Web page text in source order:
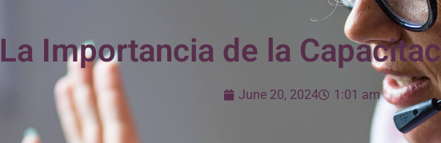
La Importancia de la
June 20, 2024 1:01 am